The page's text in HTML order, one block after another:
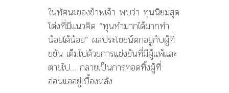
ในทัศนะของข้าพเจ้า พบว่า ทุนนิยมสุด
โต่งที่มีแนวคิด “ทุนทำมากได้มากทำ
น้อยได้น้อย” ผลประโยชน์ตกอยู่กับผู้ที่
ขยัน เต็มไปด้วยการแข่งขันที่มีผู้แพ้และ
ตายไป… กลายเป็นการทอดทิ้งผู้ที่
อ่อนแออยู่เบื้องหลัง